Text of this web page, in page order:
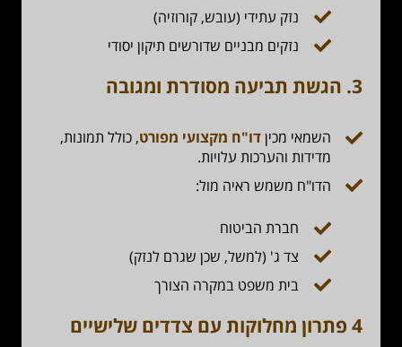
נזק עתידי (עובש, קורוזיה)
נזקים מבניים שדורשים תיקון יסודי
3. הגשת תביעה מסודרת ומגובה
השמאי מכיןדו"ח מקצועי מפורט, כולל תמונות,
מדידות והערכות עלויות.
הדו"ח משמש ראיה מול:
חברת הביטוח
צד ג' (למשל, שכן שגרם לנזק)
בית משפט במקרה הצורך
4 פתרון מחלוקות עם צדדים שלישיים